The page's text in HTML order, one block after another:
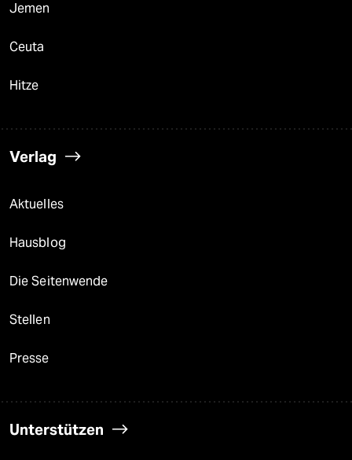
Jemen
Ceuta
Hitze
Verlag
Aktuelles
Hausblog
Die Seitenwende
Stellen
Presse
Unterstützen